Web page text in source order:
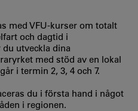
med VFU-kurser om totalt
och dagtid i
utveckla dina
med stöd av en lokal
i termin 2, 3, 4 och 7.
du i första hand i något
i regionen.